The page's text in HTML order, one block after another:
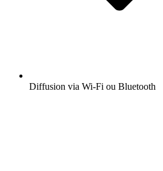
Diffusion via Wi-Fi ou Bluetooth